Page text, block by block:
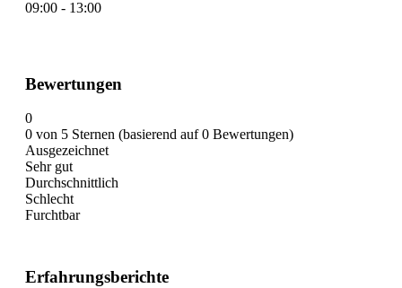
09:00 - 13:00
Bewertungen
0
0 von 5 Sternen (basierend auf 0 Bewertungen)
Ausgezeichnet
Sehr gut
Durchschnittlich
Schlecht
Furchtbar
Erfahrungsberichte